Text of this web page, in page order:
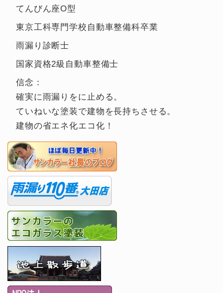
てんびん座O型
東京工科専門学校自動車整備科卒業
雨漏り診断士
国家資格2級自動車整備士
信念：
確実に雨漏りをに止める。
ていねいな塗装で建物を長持ちさせる。
建物の省エネ化エコ化！